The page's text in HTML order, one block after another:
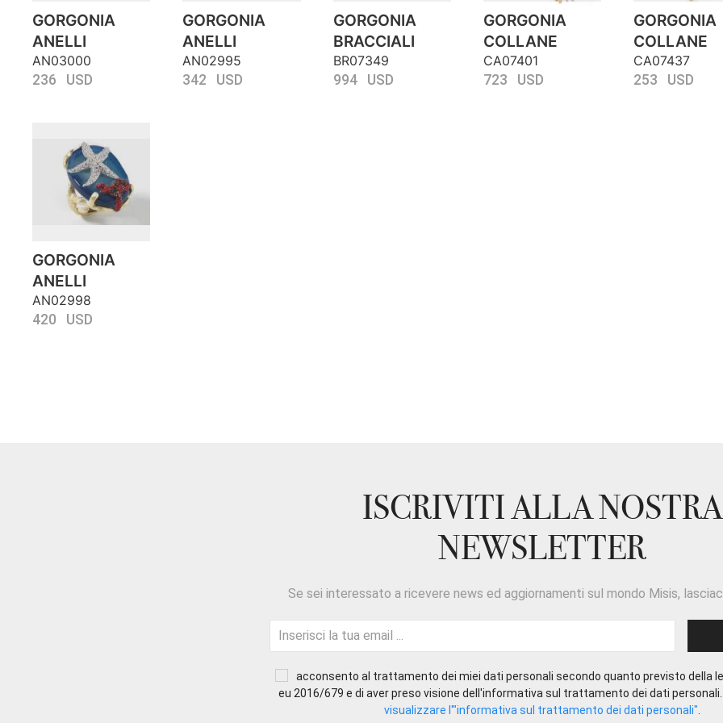
GORGONIA
ANELLI
AN03000
236 USD
GORGONIA
ANELLI
AN02995
342 USD
GORGONIA
BRACCIALI
BR07349
994 USD
GORGONIA
COLLANE
CA07401
723 USD
GORGONIA
COLLANE
CA07437
253 USD
GORGONIA
ANELLI
AN02998
420 USD
ISCRIVITI ALLA NOSTRA
NEWSLETTER
Se sei interessato a ricevere news ed aggiornamenti sul mondo Misis,
acconsento al trattamento dei miei dati personali secondo quanto previsto della
eu 2016/679 e di aver preso visione dell'informativa sul trattamento dei dati
visualizzare l'"informativa sul trattamento dei dati personali"